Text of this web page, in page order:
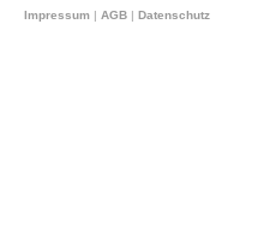
Impressum AGB Datenschutz